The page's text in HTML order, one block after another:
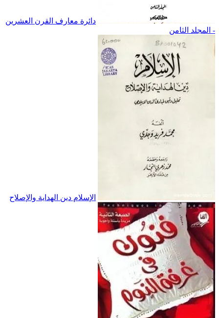
دائرة معارف القرن العشرين
- المجلد الثامن
الإسلام دين الهداية والإصلاح